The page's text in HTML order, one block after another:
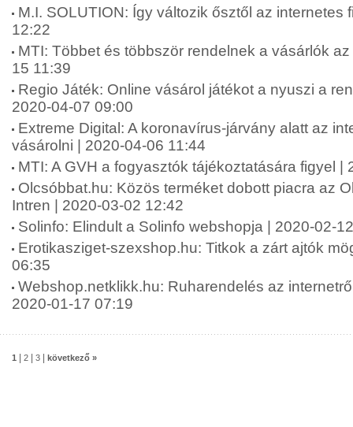
M.I. SOLUTION: Így változik ősztől az internetes
12:22
MTI: Többet és többször rendelnek a vásárlók
15 11:39
Regio Játék: Online vásárol játékot a nyuszi a
2020-04-07 09:00
Extreme Digital: A koronavírus-járvány alatt az
vásárolni | 2020-04-06 11:44
MTI: A GVH a fogyasztók tájékoztatására figyel |
Olcsóbbat.hu: Közös terméket dobott piacra az
Intren | 2020-03-02 12:42
Solinfo: Elindult a Solinfo webshopja | 2020-02-
Erotikasziget-szexshop.hu: Titkok a zárt ajtók
06:35
Webshop.netklikk.hu: Ruharendelés az
2020-01-17 07:19
1 2 3 következő »